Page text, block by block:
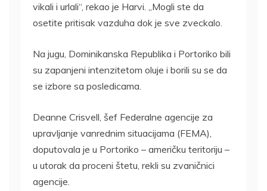
vikali i urlali“, rekao je Harvi. „Mogli ste da
osetite pritisak vazduha dok je sve zveckalo.
Na jugu, Dominikanska Republika i Portoriko bili
su zapanjeni intenzitetom oluje i borili su se da
se izbore sa posledicama.
Deanne Crisvell, šef Federalne agencije za
upravljanje vanrednim situacijama (FEMA),
doputovala je u Portoriko – američku teritoriju –
u utorak da proceni štetu, rekli su zvaničnici
agencije.